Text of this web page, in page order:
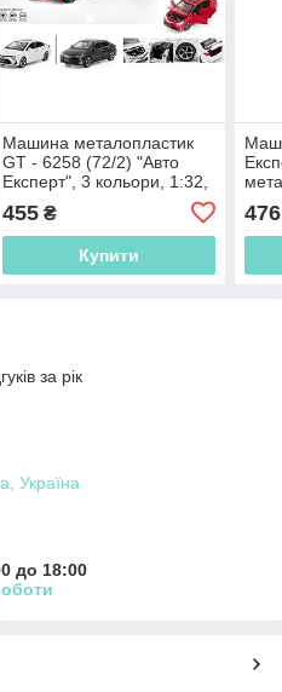
Машина металопластик
GT - 6258 (72/2) "Авто
Експерт", 3 кольори, 1:32,
відчиняються
455₴
Купити
476
за рік
Україна
до 18:00